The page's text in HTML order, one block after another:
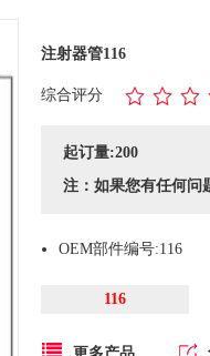
注射器管116
综合评分
起订量:200
注：如果您有任何问
OEM部件编号:116
116